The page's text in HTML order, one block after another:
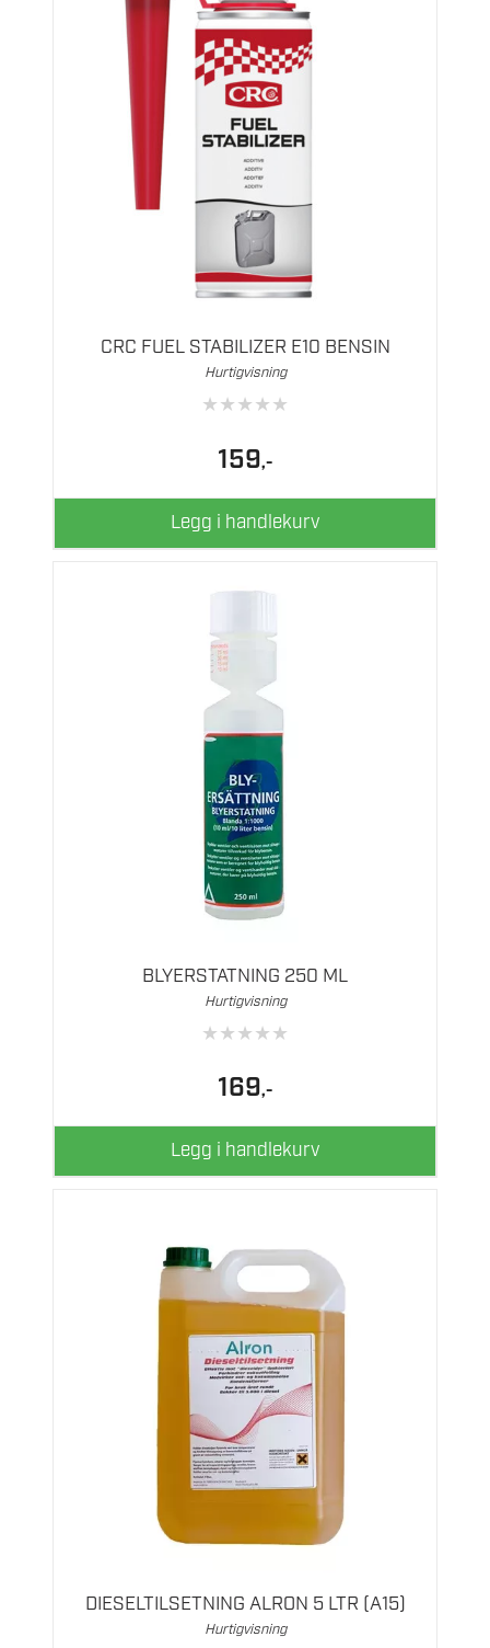
CRC FUEL STABILIZER E10 BENSIN
Hurtigvisning
★★★★★
159,-
Legg i handlekurv
BLYERSTATNING 250 ML
Hurtigvisning
★★★★★
169,-
Legg i handlekurv
DIESELTILSETNING ALRON 5 LTR (A15)
Hurtigvisning